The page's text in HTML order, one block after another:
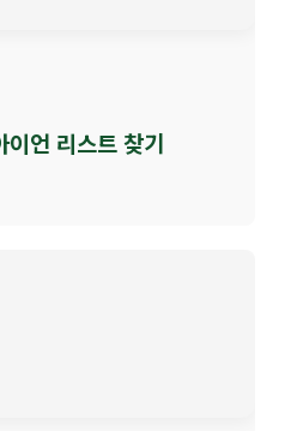
이언 리스트 찾기